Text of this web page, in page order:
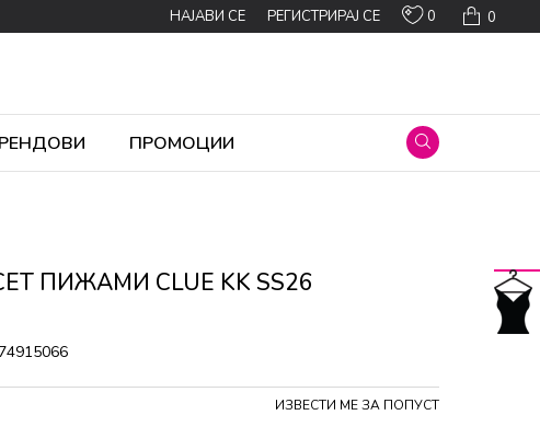
0
0
НАЈАВИ СЕ РЕГИСТРИРАЈ СЕ
ПРОМОЦИИ
ПИЖАМИ CLUE KK SS26
74915066
ИЗВЕСТИ МЕ ЗА ПОПУСТ